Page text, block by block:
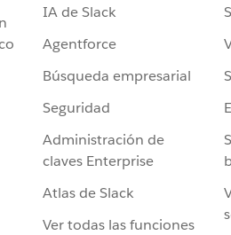
IA de Slack
Agentforce
Búsqueda empresarial
Seguridad
Administración de
claves Enterprise
Atlas de Slack
Ver todas las funciones